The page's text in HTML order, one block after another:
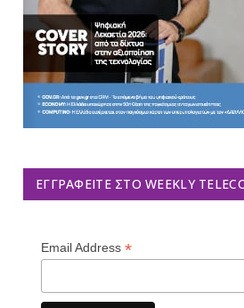
ΕΓΓΡΑΦΕΊΤΕ ΣΤΟ WEEKLY
Email Address *